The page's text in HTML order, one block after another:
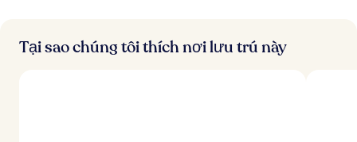
Tại sao chúng tôi thích nơi lưu trú này